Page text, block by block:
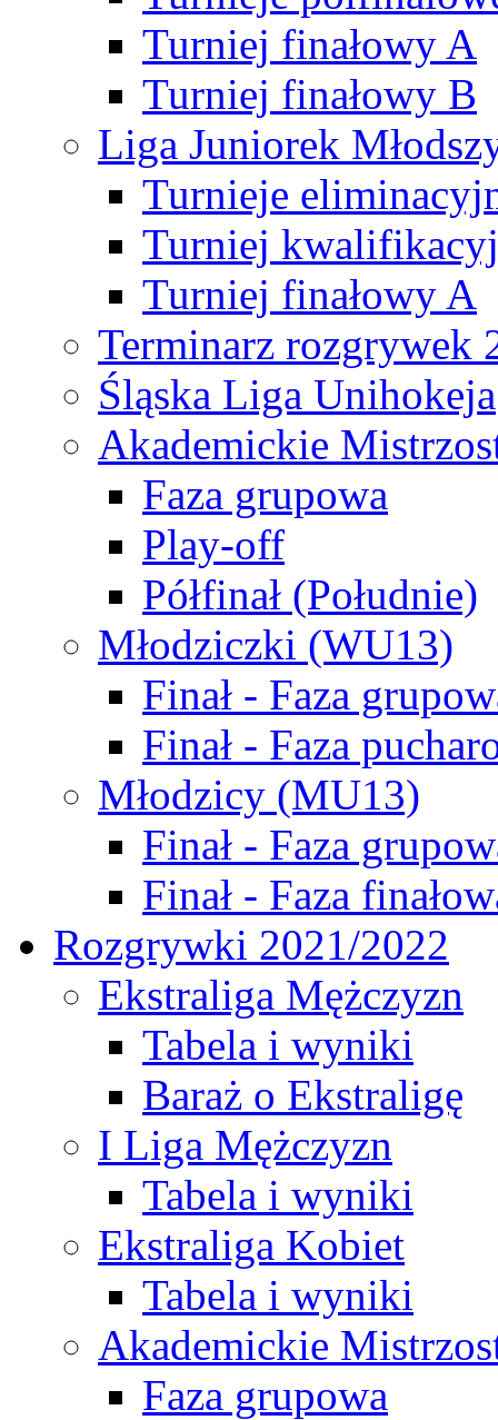
Turniej finałowy A
Turniej finałowy B
Liga Juniorek
Turnieje
Turniej
Turniej finałowy A
Terminarz rozgrywek
Śląska Liga Unihokeja
Akademickie
Faza grupowa
Play-off
Półfinał (Południe)
Młodziczki (WU13)
Finał - Faza
Finał - Faza
Młodzicy (MU13)
Finał - Faza
Finał - Faza
Rozgrywki 2021/2022
Ekstraliga Mężczyzn
Tabela i wyniki
Baraż o Ekstraligę
I Liga Mężczyzn
Tabela i wyniki
Ekstraliga Kobiet
Tabela i wyniki
Akademickie
Faza grupowa